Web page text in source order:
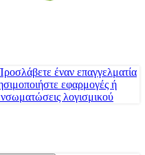
έναν επαγγελματία
εφαρμογές ή
λογισμικού